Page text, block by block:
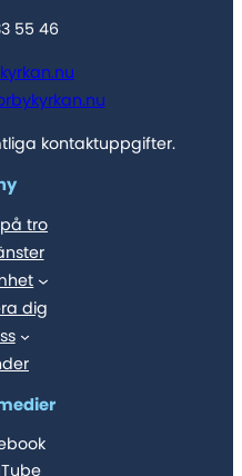
55 46
kontaktuppgifter.
tro
dig